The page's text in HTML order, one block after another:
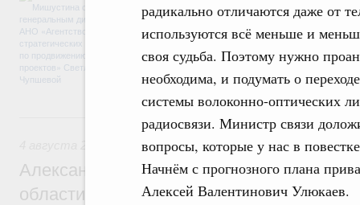
радикально отличаются даже от
используются всё меньше и
своя судьба. Поэтому нужно
необходима, и подумать о
системы волоконно-оптических
радиосвязи. Министр связи
вопросы, которые у нас в
Начнём с прогнозного плана
Алексей Валентинович Улюкаев.
достижения национальных целей
проектов по улучшению инвестиционного
программы стандарта общественного
экономики. Также речь шла о проектах в
экологии. Отдельно обсуждались
ЕАЭС.
4 августа, вторник
Александр Новак встретился с
области Андреем Чибисом